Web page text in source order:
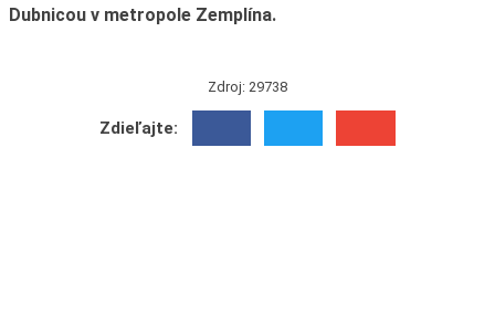
Dubnicou v metropole Zemplína.
Zdroj: 29738
Zdieľajte: